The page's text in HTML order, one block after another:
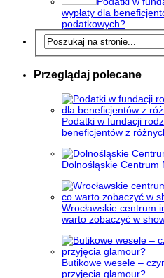
wypłaty dla
podatkowych?
Przeglądaj polecane
Podatki w fundacji
beneficjentów z
Dolnośląskie Centrum
Wrocławskie centrum
warto zobaczyć w
Butikowe wesele –
przyjęcia glamour?